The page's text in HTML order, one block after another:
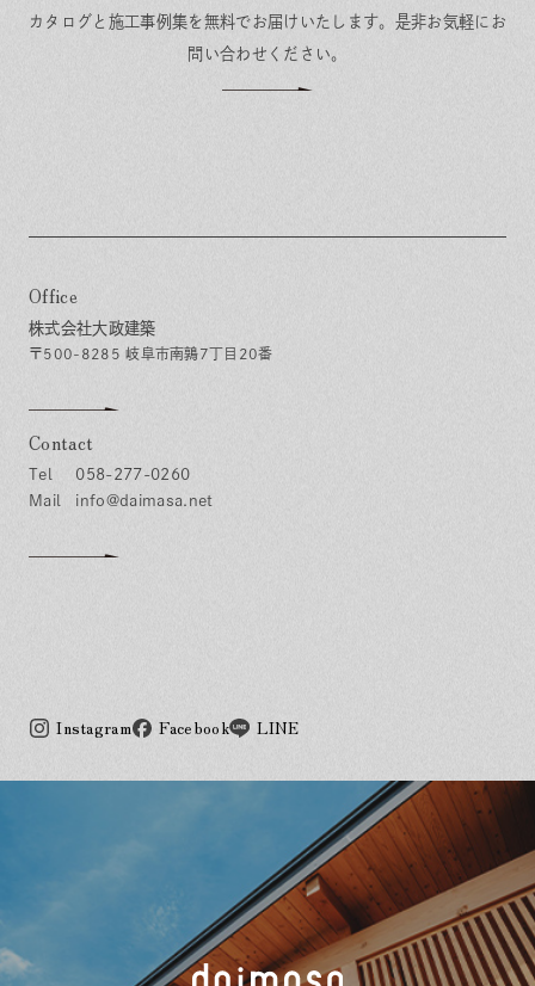
カタログと施工事例集を無料でお届けいたします。 是非お気軽にお
問い合わせください。
Office
株式会社大政建築
〒500-8285 岐阜市南鶉7丁目20番
Contact
058-277-0260
info@daimasa.net
Instagram Facebook LINE